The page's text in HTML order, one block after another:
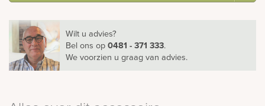
Wilt u advies?
Bel ons op0481 - 371 333.
We voorzien u graag van advies.